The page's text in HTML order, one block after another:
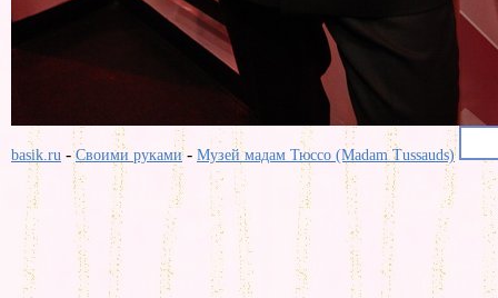
basik.ru -Своими руками- Музей мадам Тюссо (Madam Tussauds)